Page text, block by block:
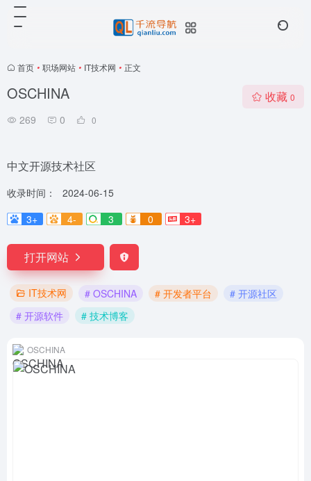
首页 • 职场网站 • IT技术网 • 正文
OSCHINA
269 0 0
收藏 0
中文开源技术社区
收录时间：
2024-06-15
3+
4- 3 0 3+
打开网站
IT技术网 # OSCHINA # 开发者平台
# 开源社区
# 开源软件
# 技术博客
OSCHINA